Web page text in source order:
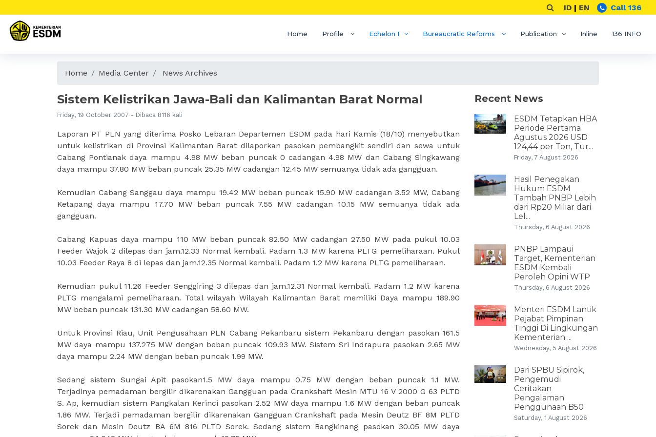
ID | EN Call 136
Home Profile Echelon I Bureaucratic Reforms Publication Inline 136 INFO
Home Media Center News Archives
Sistem Kelistrikan Jawa-Bali dan Kalimantan Barat Normal
Friday, 19 October 2007 - Dibaca 8116 kali
Laporan PT PLN yang diterima Posko Lebaran Departemen ESDM pada hari Kamis (18/10) menyebutkan
untuk kelistrikan di Provinsi Kalimantan Barat dilaporkan pasokan pembangkit sendiri dan sewa untuk
Cabang Pontianak daya mampu 4.98 MW beban puncak 0 cadangan 4.98 MW dan Cabang Singkawang
daya mampu 37.80 MW beban puncak 25.35 MW cadangan 12.45 MW semuanya tidak ada gangguan.
Kemudian Cabang Sanggau daya mampu 19.42 MW beban puncak 15.90 MW cadangan 3.52 MW, Cabang
Ketapang daya mampu 17.70 MW beban puncak 7.55 MW cadangan 10.15 MW semuanya tidak ada
gangguan.
Cabang Kapuas daya mampu 110 MW beban puncak 82.50 MW cadangan 27.50 MW pada pukul 10.03
Feeder Wajok 2 dilepas dan jam.12.33 Normal kembali. Padam 1.3 MW karena PLTG pemeliharaan. Pukul
10.03 Feeder Raya 8 di lepas dan jam.12.35 Normal kembali. Padam 1.2 MW karena PLTG pemeliharaan.
Kemudian pukul 11.26 Feeder Senggiring 3 dilepas dan jam.12.31 Normal kembali. Padam 1.2 MW karena
PLTG mengalami pemeliharaan. Total wilayah Wilayah Kalimantan Barat memiliki Daya mampu 189.90
MW beban puncak 131.30 MW cadangan 58.60 MW.
Untuk Provinsi Riau, Unit Pengusahaan PLN Cabang Pekanbaru sistem Pekanbaru dengan pasokan 161.5
MW daya mampu 137.275 MW dengan beban puncak 109.93 MW. Sistem Sri Indrapura pasokan 2.65 MW
daya mampu 2.24 MW dengan beban puncak 1.99 MW.
Sedang sistem Sungai Apit pasokan1.5 MW daya mampu 0.75 MW dengan beban puncak 1.1 MW.
Terjadinya pemadaman bergilir dikarenakan Gangguan pada Crankshaft Mesin MTU 16 V 2000 G 63 PLTD
S. Ap, kemudian sistem Pangkalan Kerinci pasokan 2.52 MW daya mampu 1.6 MW dengan beban puncak
1.86 MW. Terjadi pemadaman bergilir dikarenakan Gangguan Crankshaft pada Mesin Deutz BF 8M PLTD
Sorek dan Mesin Deutz BA 6M 816 PLTD Sorek. Sedang sistem Bangkinang pasokan 30.05 MW daya
Recent News
ESDM Tetapkan HBA
Periode Pertama
Agustus 2026 USD
124,44 per Ton, Tur...
Friday, 7 August 2026
Hasil Penegakan
Hukum ESDM
Tambah PNBP Lebih
dari Rp20 Miliar dari
Lel...
Thursday, 6 August 2026
PNBP Lampaui
Target, Kementerian
ESDM Kembali
Peroleh Opini WTP
Thursday, 6 August 2026
Menteri ESDM Lantik
Pejabat Pimpinan
Tinggi Di Lingkungan
Kementerian ...
Wednesday, 5 August 2026
Dari SPBU Sipirok,
Pengemudi
Ceritakan
Pengalaman
Penggunaan B50
Saturday, 1 August 2026